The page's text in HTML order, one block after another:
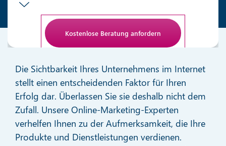
Hier klicken
Friendly
Die Sichtbarkeit Ihres Unternehmens im Internet
stellt einen entscheidenden Faktor für Ihren
Erfolg dar. Überlassen Sie sie deshalb nicht dem
Zufall. Unsere Online-Marketing-Experten
verhelfen Ihnen zu der Aufmerksamkeit, die Ihre
Produkte und Dienstleistungen verdienen.